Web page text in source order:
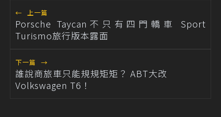
← 上一篇
Porsche Taycan不只有四門轎車 Sport
Turismo旅行版本露面
下一篇 →
誰說商旅車只能規規矩矩？ ABT大改
Volkswagen T6！